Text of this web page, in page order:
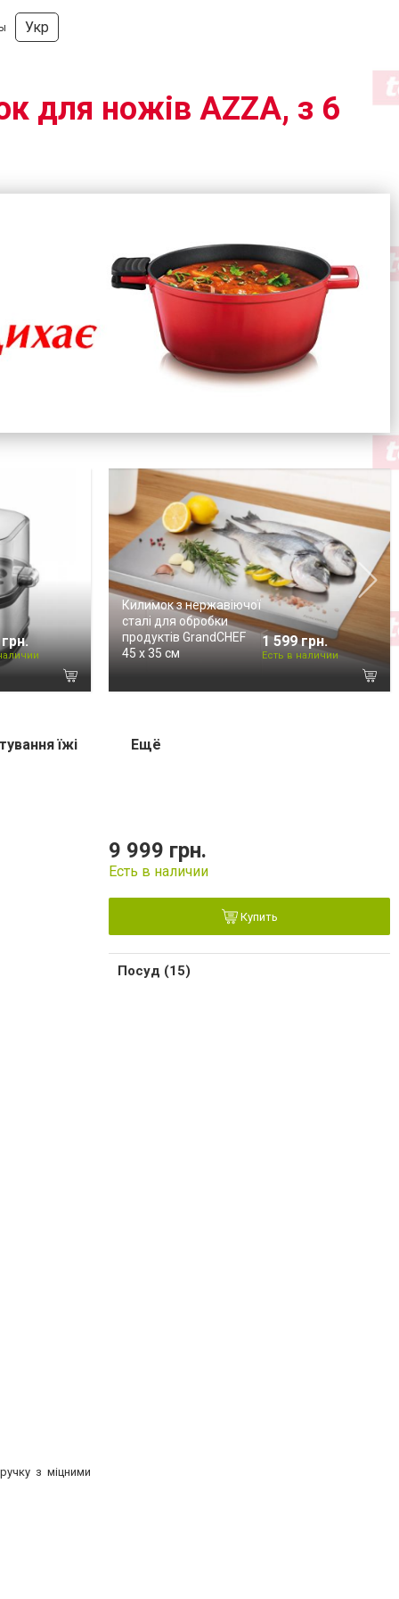
Укр
для ножів AZZA, з 6
Килимок з нержавіючої
сталі для обробки
продуктів GrandCHEF
45 х 35 см
1 599 грн.
Есть в наличии
їжі Ещё
з міцними
9 999 грн.
Есть в наличии
Купить
Посуд (15)